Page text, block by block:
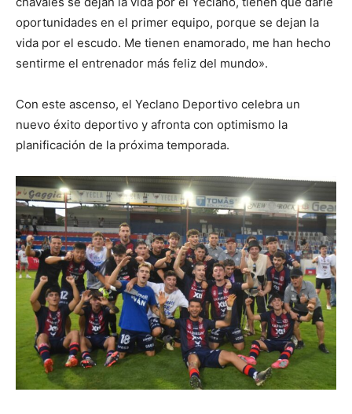
oportunidades en el primer equipo, porque se dejan la
vida por el escudo. Me tienen enamorado, me han hecho
sentirme el entrenador más feliz del mundo».
Con este ascenso, el Yeclano Deportivo celebra un
nuevo éxito deportivo y afronta con optimismo la
planificación de la próxima temporada.